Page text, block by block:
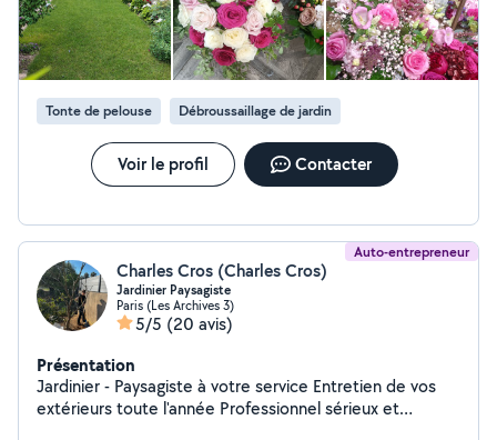
est extraordinaire, tout est propre et net. Je recommande sans
hésiter !"
Tonte de pelouse Débroussaillage de jardin
Voir le profil Contacter
Auto-entrepreneur
Charles Cros (Charles Cros)
Jardinier Paysagiste
Paris (Les Archives 3)
5/5 (20 avis)
Présentation
Jardinier - Paysagiste à votre service Entretien de vos
extérieurs toute l'année Professionnel sérieux et